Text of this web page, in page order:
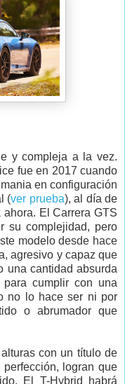
y compleja a la vez.
fue en 2017 cuando
en configuración
(ver prueba), al día de
El Carrera GTS
su complejidad, pero
modelo desde hace
agresivo y capaz que
una cantidad absurda
cumplir con una
no lo hace ser ni por
o abrumador que
con un título de
logran que
El T-Hybrid habrá